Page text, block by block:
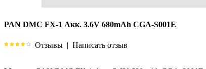
PAN DMC FX-1 Акк. 3.6V 680mAh CGA-S001E
Отзывы | Написать отзыв